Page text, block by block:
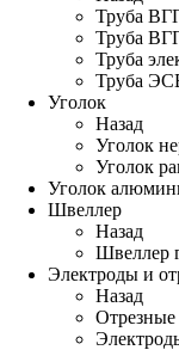
Труба
Труба
Труба
Труба
Уголок
Назад
Уголок
Уголок
Уголок
Швеллер
Назад
Швеллер
Электроды и
Назад
Отрезные